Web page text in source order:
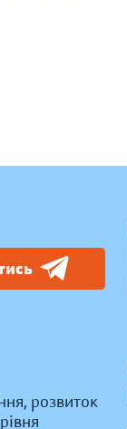
розвиток